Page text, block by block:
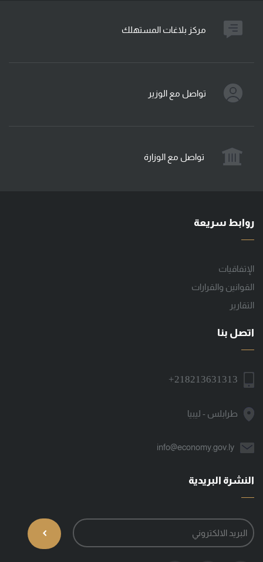
مركز بلاغات المستهلك
تواصل مع الوزير
تواصل مع الوزارة
روابط سريعة
الإتفاقيات
القوانين والقرارات
التقارير
اتصل بنا
+218213631313
طرابلس - ليبيا
info@economy.gov.ly
النشرة البريدية